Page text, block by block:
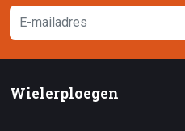
Wielerploegen